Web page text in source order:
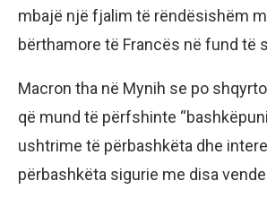
mbajë një fjalim të rëndësishëm
bërthamore të Francës në fund të
Macron tha në Mynih se po
që mund të përfshinte
ushtrime të përbashkëta dhe
përbashkëta sigurie me disa vende